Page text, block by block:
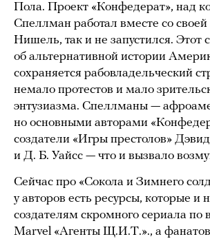
Пола. Проект «Конфедерат», над
Спеллман работал вместе со
Нишель, так и не запустился. Этот
об альтернативной истории
сохраняется рабовладельческий
немало протестов и мало
энтузиазма. Спеллманы —
но основными авторами
создатели «Игры престолов»
и Д. Б. Уайсс — что и вызвало
Сейчас про «Сокола и Зимнего
у авторов есть ресурсы, которые и
создателям скромного сериала по
Marvel «Агенты Щ.И.Т.»., а